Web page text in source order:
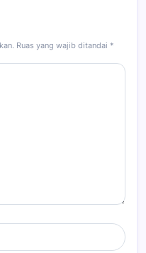
Ruas yang wajib ditandai *